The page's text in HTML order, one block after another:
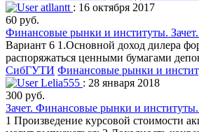
atllantt : 16 октября 2017
60 руб.
Финансовые рынки и институты.
Вариант 6 1.Основной доход дилера
распоряжаться ценными бумагами
СибГУТИ Финансовые рынки и
Lelia555 : 28 января 2018
300 руб.
Зачет. Финансовые рынки и
1 Произведение курсовой стоимости